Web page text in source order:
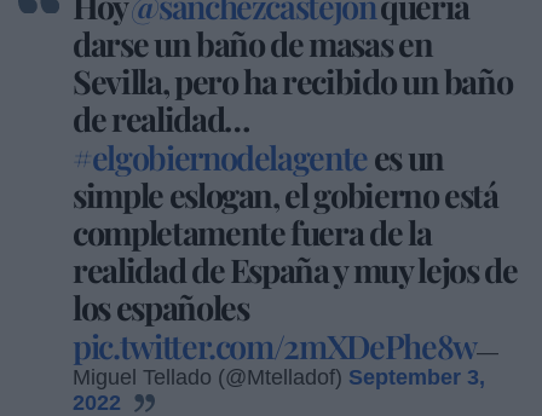
darse un baño de masas en
Sevilla, pero ha recibido un baño
de realidad…
#elgobiernodelagentees un
simple eslogan, el gobierno está
completamente fuera de la
realidad de España y muy lejos de
los españoles
pic.twitter.com/2mXDePhe8w—
Miguel Tellado (@Mtelladof) September 3,
2022